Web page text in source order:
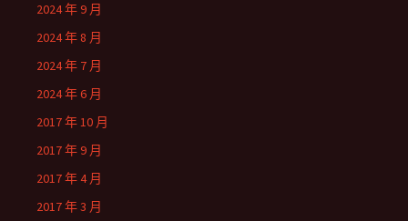
2024 年 9 月
2024 年 8 月
2024 年 7 月
2024 年 6 月
2017 年 10 月
2017 年 9 月
2017 年 4 月
2017 年 3 月